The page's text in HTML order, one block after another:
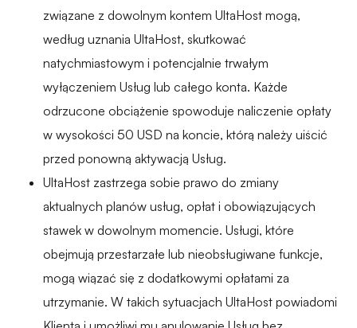
związane z dowolnym kontem UltaHost mogą,
według uznania UltaHost, skutkować
natychmiastowym i potencjalnie trwałym
wyłączeniem Usług lub całego konta. Każde
odrzucone obciążenie spowoduje naliczenie opłaty
w wysokości 50 USD na koncie, którą należy uiścić
przed ponowną aktywacją Usług.
UltaHost zastrzega sobie prawo do zmiany
aktualnych planów usług, opłat i obowiązujących
stawek w dowolnym momencie. Usługi, które
obejmują przestarzałe lub nieobsługiwane funkcje,
mogą wiązać się z dodatkowymi opłatami za
utrzymanie. W takich sytuacjach UltaHost powiadomi